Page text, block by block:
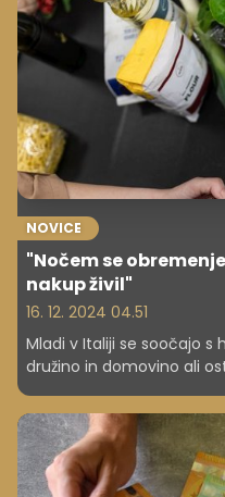
NOVICE
"Nočem se
nakup živil"
16. 12. 2024 04.51
Mladi v Italiji se soočajo
družino in domovino ali